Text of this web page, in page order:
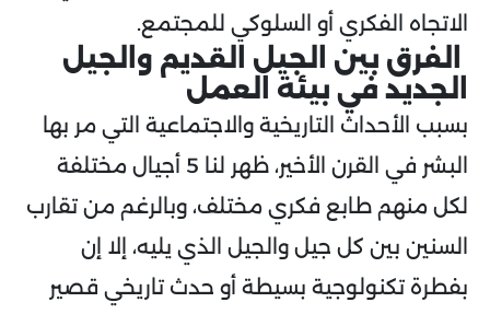
الاتجاه الفكري أو السلوكي للمجتمع.
الفرق بين الجيل القديم والجيل
الجديد في بيئة العمل
بسبب الأحداث التاريخية والاجتماعية التي مر بها
البشر في القرن الأخير، ظهر لنا 5 أجيال مختلفة
لكل منهم طابع فكري مختلف، وبالرغم من تقارب
السنين بين كل جيل والجيل الذي يليه، إلا إن
بفطرة تكنولوجية بسيطة أو حدث تاريخي قصير